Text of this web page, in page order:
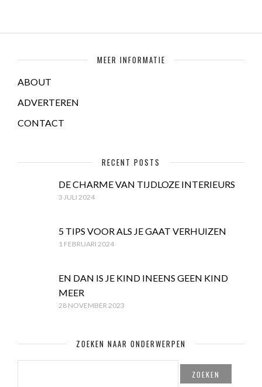
MEER INFORMATIE
ABOUT
ADVERTEREN
CONTACT
RECENT POSTS
DE CHARME VAN TIJDLOZE INTERIEURS
3 JULI 2024
5 TIPS VOOR ALS JE GAAT VERHUIZEN
1 FEBRUARI 2024
EN DAN IS JE KIND INEENS GEEN KIND
MEER
28 NOVEMBER 2023
ZOEKEN NAAR ONDERWERPEN
ZOEKEN